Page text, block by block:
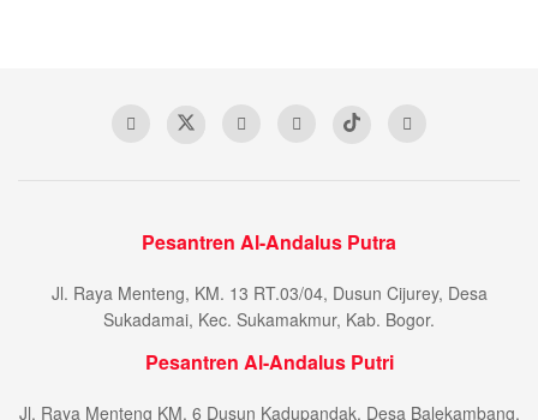
Pesantren Al-Andalus Putra
Jl. Raya Menteng, KM. 13 RT.03/04, Dusun Cijurey, Desa
Sukadamai, Kec. Sukamakmur, Kab. Bogor.
Pesantren Al-Andalus Putri
Jl. Raya Menteng KM. 6 Dusun Kadupandak, Desa Balekambang,